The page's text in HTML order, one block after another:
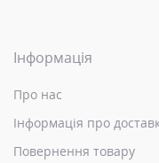
Інформація
Про нас
Інформація про
Повернення товару